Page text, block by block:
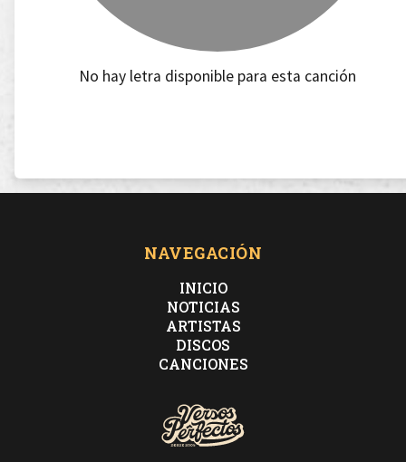
No hay letra disponible para esta canción
NAVEGACIÓN
INICIO
NOTICIAS
ARTISTAS
DISCOS
CANCIONES